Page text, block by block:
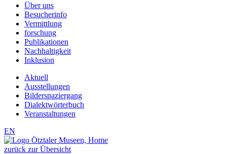
Über uns
Besucherinfo
Vermittlung
forschung
Publikationen
Nachhaltigkeit
Inklusion
Aktuell
Ausstellungen
Bilderspaziergang
Dialektwörterbuch
Veranstaltungen
EN
zurück zur Übersicht